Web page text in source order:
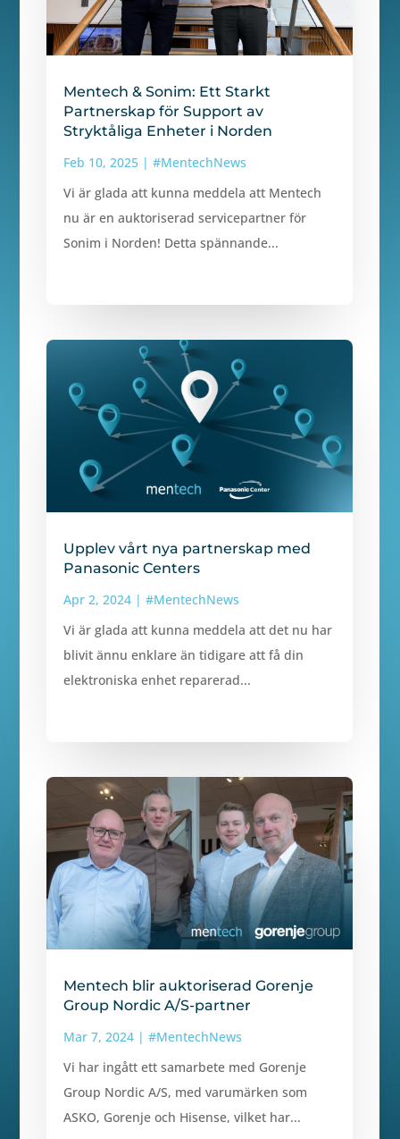
Mentech & Sonim: Ett Starkt
Partnerskap för Support av
Stryktåliga Enheter i Norden
Feb 10, 2025 |#MentechNews
Vi är glada att kunna meddela att Mentech
nu är en auktoriserad servicepartner för
Sonim i Norden! Detta spännande...
Upplev vårt nya partnerskap med
Panasonic Centers
Apr 2, 2024 |#MentechNews
Vi är glada att kunna meddela att det nu har
blivit ännu enklare än tidigare att få din
elektroniska enhet reparerad...
Mentech blir auktoriserad Gorenje
Group Nordic A/S-partner
Mar 7, 2024 |#MentechNews
Vi har ingått ett samarbete med Gorenje
Group Nordic A/S, med varumärken som
ASKO, Gorenje och Hisense, vilket har...